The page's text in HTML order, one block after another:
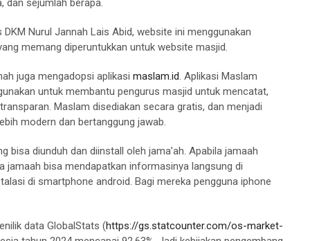
dan sejumlah berapa.
Nurul Jannah Lais Abid, website ini menggunakan
memang diperuntukkan untuk website masjid.
juga mengadopsi aplikasi maslam.id. Aplikasi Maslam
untuk membantu pengurus masjid untuk mencatat,
Maslam disediakan secara gratis, dan menjadi
modern dan bertanggung jawab.
bisa diunduh dan diinstall oleh jama’ah. Apabila jamaah
jamaah bisa mendapatkan informasinya langsung di
di smartphone android. Bagi mereka pengguna iphone
data GlobalStats (https://gs.statcounter.com/os-market-